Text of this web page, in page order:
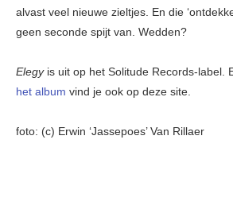
alvast veel nieuwe zieltjes. En die
geen seconde spijt van. Wedden?
Elegyis uit op het Solitude Records-label.
het album vind je ook op deze site.
foto: (c) Erwin ‘Jassepoes’ Van Rillaer